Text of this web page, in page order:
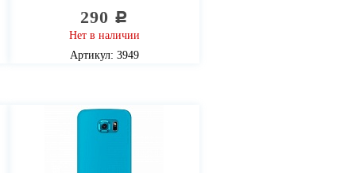
290 c
Нет в наличии
Артикул: 3949